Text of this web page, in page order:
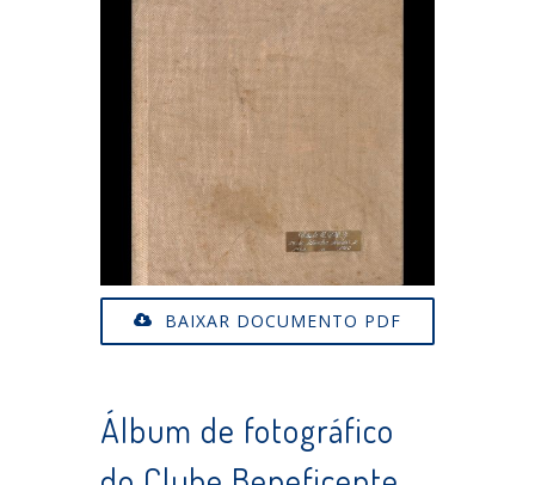
BAIXAR DOCUMENTO PDF
Álbum de fotográfico